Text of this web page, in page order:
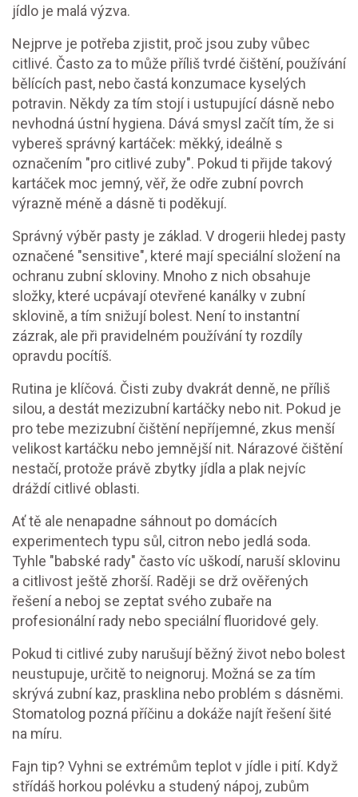
jídlo je malá výzva.
Nejprve je potřeba zjistit, proč jsou zuby vůbec
citlivé. Často za to může příliš tvrdé čištění, používání
bělících past, nebo častá konzumace kyselých
potravin. Někdy za tím stojí i ustupující dásně nebo
nevhodná ústní hygiena. Dává smysl začít tím, že si
vybereš správný kartáček: měkký, ideálně s
označením "pro citlivé zuby". Pokud ti přijde takový
kartáček moc jemný, věř, že odře zubní povrch
výrazně méně a dásně ti poděkují.
Správný výběr pasty je základ. V drogerii hledej pasty
označené "sensitive", které mají speciální složení na
ochranu zubní skloviny. Mnoho z nich obsahuje
složky, které ucpávají otevřené kanálky v zubní
sklovině, a tím snižují bolest. Není to instantní
zázrak, ale při pravidelném používání ty rozdíly
opravdu pocítíš.
Rutina je klíčová. Čisti zuby dvakrát denně, ne příliš
silou, a destát mezizubní kartáčky nebo nit. Pokud je
pro tebe mezizubní čištění nepříjemné, zkus menší
velikost kartáčku nebo jemnější nit. Nárazové čištění
nestačí, protože právě zbytky jídla a plak nejvíc
dráždí citlivé oblasti.
Ať tě ale nenapadne sáhnout po domácích
experimentech typu sůl, citron nebo jedlá soda.
Tyhle "babské rady" často víc uškodí, naruší sklovinu
a citlivost ještě zhorší. Raději se drž ověřených
řešení a neboj se zeptat svého zubaře na
profesionální rady nebo speciální fluoridové gely.
Pokud ti citlivé zuby narušují běžný život nebo bolest
neustupuje, určitě to neignoruj. Možná se za tím
skrývá zubní kaz, prasklina nebo problém s dásněmi.
Stomatolog pozná příčinu a dokáže najít řešení šité
na míru.
Fajn tip? Vyhni se extrémům teplot v jídle i pití. Když
střídáš horkou polévku a studený nápoj, zubům